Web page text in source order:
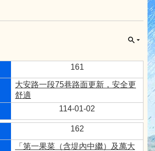
161
大安路一段75巷路面更新，安全更
舒適
114-01-02
162
「第一果菜（含堤內中繼）及萬大